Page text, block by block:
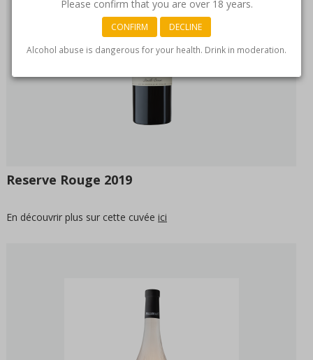
Please confirm that you are over 18 years.
CONFIRM DECLINE
Alcohol abuse is dangerous for your health. Drink in moderation.
Reserve Rouge 2019
En découvrir plus sur cette cuvée ici